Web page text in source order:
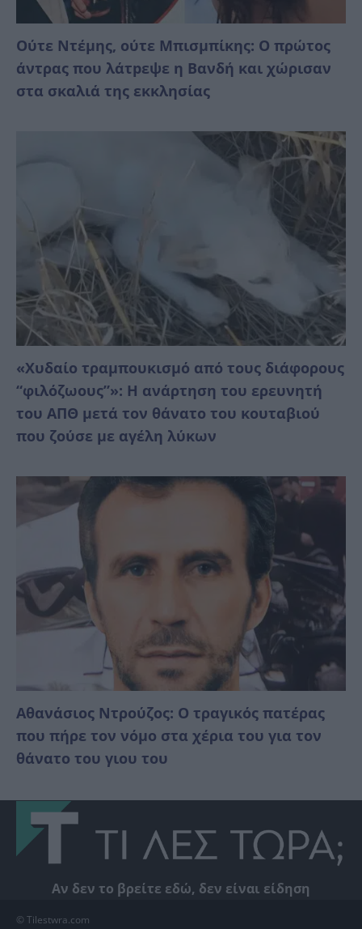
Ούτε Ντέμης, ούτε Μπισμπίκης: Ο πρώτος
άντρας που λάτpεψε η Βανδή και χώρισαν
στα σκαλιά της εκκλησίας
«Χυδαίο τραμπουκισμό από τους διάφορους
“φιλόζωους”»: Η ανάρτηση του ερευνητή
του ΑΠΘ μετά τον θάνατο του κουταβιού
που ζούσε με αγέλη λύκων
Αθανάσιος Ντρούζος: Ο τραγικός πατέρας
που πήρε τον νόμο στα χέρια του για τον
θάνατο του γιου του
Αν δεν το βρείτε εδώ, δεν είναι είδηση
© Tilestwra.com